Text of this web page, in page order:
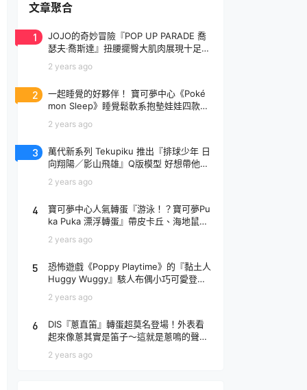
文章聚合
1
JOJO的奇妙冒險『POP UP PARADE 喬
瑟夫‧喬斯達』扭腰擺臀大肌肉展現十足騷
2 years ago
2
一起睡覺的好夥伴！ 寶可夢中心《Poké
mon Sleep》睡覺鬆軟系抱墊娃娃四款登
2 years ago
3
萬代新系列 Tekupiku 推出『排球少年 日
向翔陽／影山飛雄』Q版模型 好想帶他出
2 years ago
4
寶可夢中心人氣轉蛋『游泳！？寶可夢Pu
ka Puka 漂浮轉蛋』帶皮卡丘、海地鼠去
2 years ago
5
恐怖遊戲《Poppy Playtime》的『黏土人
Huggy Wuggy』駭人布偶小巧可愛登
2 years ago
6
DIS『蔥直笛』轉蛋超莫名登場！外表看
起來像蔥其實是笛子～這就是蔥鳴的聲音
2 years ago